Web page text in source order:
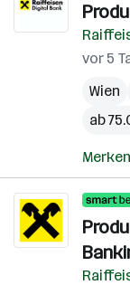
vor 5
Wien
ab
Merken